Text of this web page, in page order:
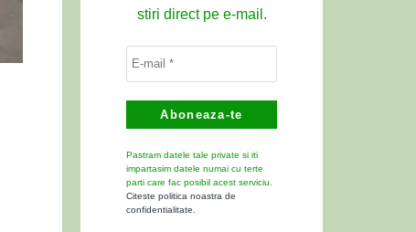
stiri direct pe e-mail.
Pastram datele tale private si iti
impartasim datele numai cu terte
parti care fac posibil acest serviciu.
Citeste politica noastra de
confidentialitate.